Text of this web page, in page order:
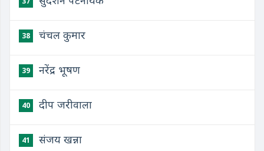
38 चंचल कुमार
39 नरेंद्र भूषण
40 दीप जरीवाला
41 संजय खन्ना